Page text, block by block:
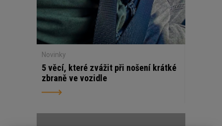
Novinky
5 věcí, které zvážit při nošení krátké
zbraně ve vozidle